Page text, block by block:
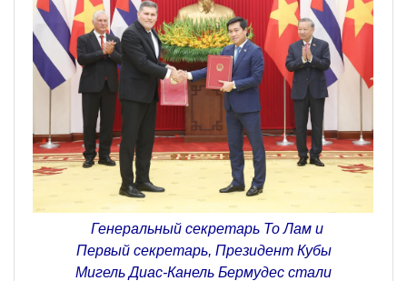
Генеральный секретарь То Лам и
Первый секретарь, Президент Кубы
Мигель Диас-Канель Бермудес стали